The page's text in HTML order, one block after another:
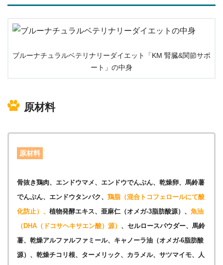
ブルーナチュラルベテリナリーダイエット「KM 腎臓&関節サポ
ート」の中身
原材料
原材料
骨抜き鶏肉、エンドウマメ、エンドウでんぷん、乾燥卵、馬鈴薯
でんぷん、エンドウタンパク、 鶏脂（混合トコフェロールにて酸
化防止）、 植物発酵エキス、亜麻仁（オメガ-3脂肪酸源）、 魚油
（DHA（ドコサヘキサエン酸）源） 、セルロースパウダー、馬鈴
薯、乾燥アルファルファミール、キャノーラ油（オメガ-6脂肪酸
源）、乾燥チコリ根、ターメリック、カラメル、サツマイモ、人